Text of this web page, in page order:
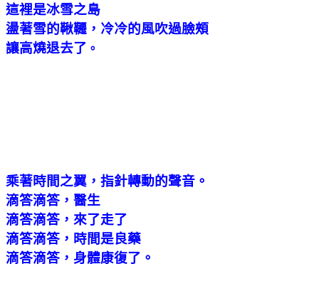
這裡是冰雪之島
盪著雪的鞦韆，冷冷的風吹過臉頰
讓高燒退去了 。
乘著時間之翼，指針轉動的聲音。
滴答滴答，醫生
滴答滴答，來了走了
滴答滴答，時間是良藥
滴答滴答，身體康復了。